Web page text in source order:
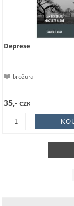
Deprese
brožura
+
-
35,-CZK